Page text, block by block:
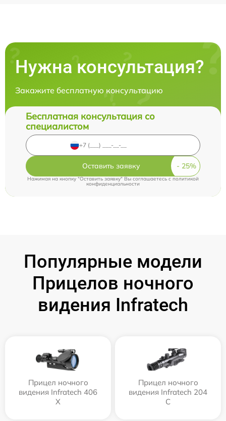
Нужна консультация?
Закажите бесплатную консультацию
Бесплатная консультация со
специалистом
Оставить заявку
Нажимая на кнопку "Оставить заявку" Вы соглашаетесь cполитикой
конфиденциальности
Популярные модели
Прицелов ночного
видения Infratech
Прицел ночного
видения Infratech 406
Х
Прицел ночного
видения Infratech 204
С